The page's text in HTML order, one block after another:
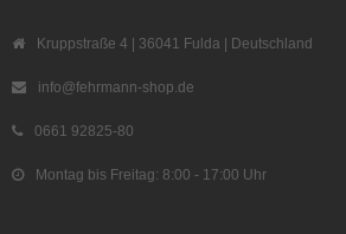
Kruppstraße 4 | 36041 Fulda | Deutschland
info@fehrmann-shop.de
0661 92825-80
Montag bis Freitag: 8:00 - 17:00 Uhr